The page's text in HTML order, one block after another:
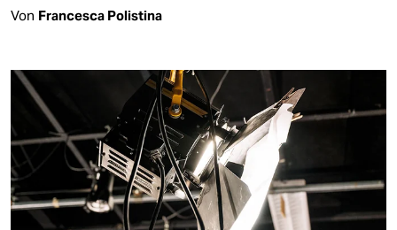
Von Francesca Polistina